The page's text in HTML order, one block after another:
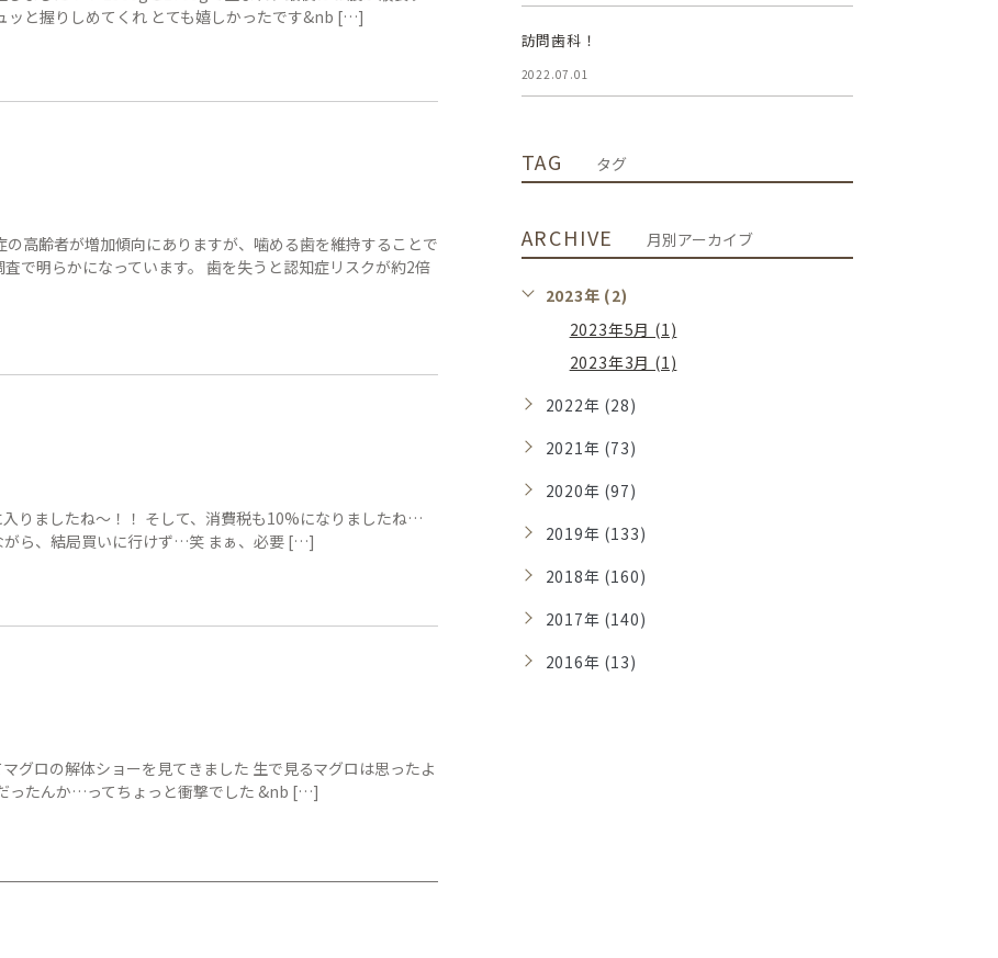
ッと握りしめてくれ とても嬉しかったです&nb […]
高齢者が増加傾向にありますが、噛める歯を維持することで
で明らかになっています。 歯を失うと認知症リスクが約2倍
りましたね〜！！ そして、消費税も10%になりましたね…
がら、結局買いに行けず…笑 まぁ、必要 […]
グロの解体ショーを見てきました 生で見るマグロは思ったよ
ったんか…ってちょっと衝撃でした &nb […]
訪問歯科！
2022.07.01
TAG タグ
ARCHIVE 月別アーカイブ
2023年 (2)
2023年5月 (1)
2023年3月 (1)
2022年 (28)
2021年 (73)
2020年 (97)
2019年 (133)
2018年 (160)
2017年 (140)
2016年 (13)